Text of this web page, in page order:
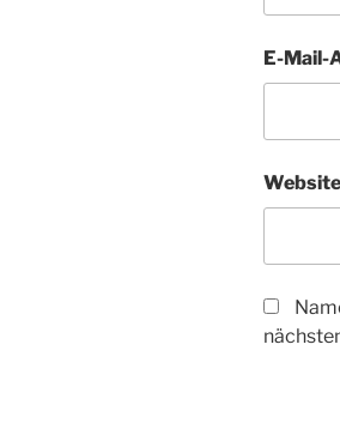
E-Mail-
Website